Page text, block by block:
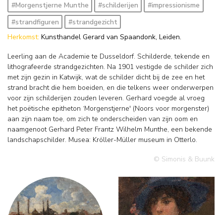
#Morgenstjerne Munthe #schilderijen
#impressionisme
#strandfiguren
#strandgezicht
Herkomst: Kunsthandel Gerard van Spaandonk, Leiden.
Leerling aan de Academie te Dusseldorf. Schilderde, tekende en
lithografeerde strandgezichten. Na 1901 vestigde de schilder zich
met zijn gezin in Katwijk, wat de schilder dicht bij de zee en het
strand bracht die hem boeiden, en die telkens weer onderwerpen
voor zijn schilderijen zouden leveren. Gerhard voegde al vroeg
het poëtische epitheton ‘Morgenstjerne' (Noors voor morgenster)
aan zijn naam toe, om zich te onderscheiden van zijn oom en
naamgenoot Gerhard Peter Frantz Wilhelm Munthe, een bekende
landschapschilder. Musea: Kröller-Müller museum in Otterlo.
© Simonis & Buunk